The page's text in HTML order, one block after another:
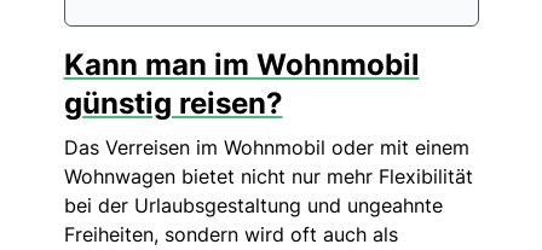
Kann man im Wohnmobil
günstig reisen?
Das Verreisen im Wohnmobil oder mit einem
Wohnwagen bietet nicht nur mehr Flexibilität
bei der Urlaubsgestaltung und ungeahnte
Freiheiten, sondern wird oft auch als